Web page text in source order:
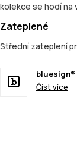
kolekce se hodí na
Zateplené
Střední zateplení
bluesign®
Číst více